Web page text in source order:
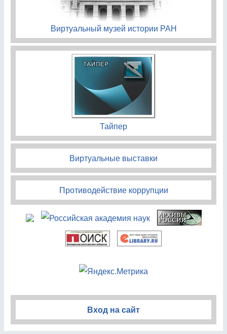
Виртуальный музей истории РАН
Тайпер
Виртуальные выставки
Противодействие коррупции
Вход на сайт